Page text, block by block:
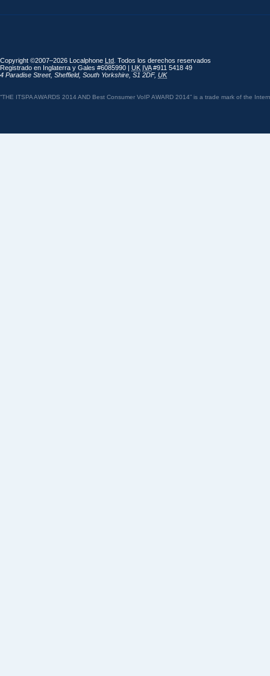
Copyright ©2007–2026 Localphone Ltd . Todos los derechos reservados
Registrado en Inglaterra y Gales #6085990 | UK IVA#911 5418 49
4 Paradise Street, Sheffield, South Yorkshire S1 2DF, UK
“THE ITSPA AWARDS 2014 AND Best Consumer VoIP AWARD 2014” is a trade mark of the